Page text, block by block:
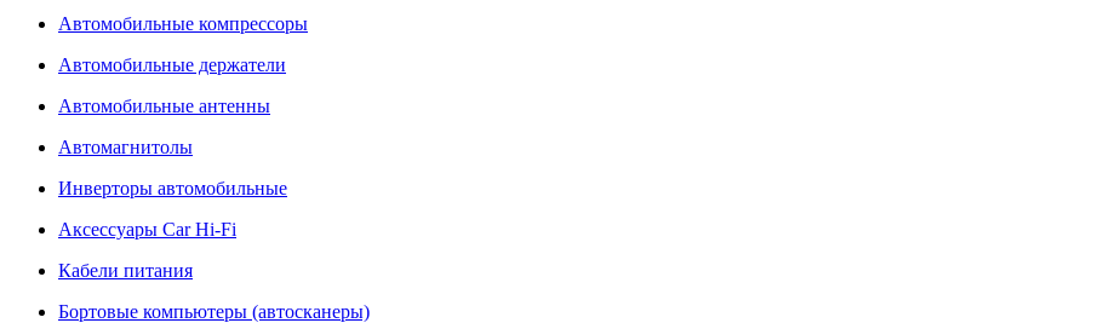
Автомобильные компрессоры
Автомобильные держатели
Автомобильные антенны
Автомагнитолы
Инверторы автомобильные
Аксессуары Car Hi-Fi
Кабели питания
Бортовые компьютеры (автосканеры)